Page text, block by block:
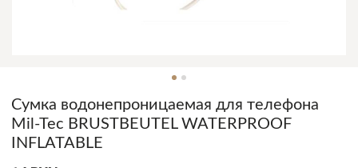
Сумка водонепроницаемая для телефона
Mil-Tec BRUSTBEUTEL WATERPROOF
INFLATABLE